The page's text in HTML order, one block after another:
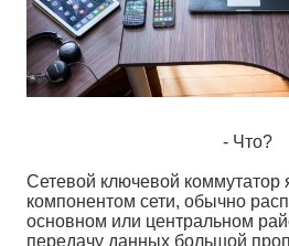
- Что?
Сетевой ключевой
компонентом сети, обычно
основном или центральном
передачу данных большой